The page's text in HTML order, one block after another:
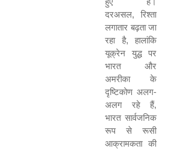
दरअसल, रिश्ता
लगातार बढ़ता जा
रहा है, हालांकि
यूक्रेन युद्ध पर
भारत और
अमरीका के
दृष्टिकोण अलग-
अलग रहे हैं,
भारत सार्वजनिक
रूप से रूसी
आक्रामकता की